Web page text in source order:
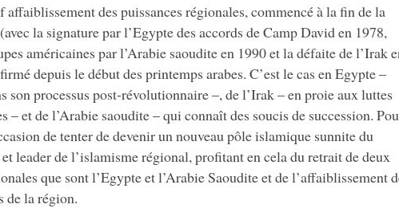
affaiblissement des puissances régionales, commencé à la fin de la
la signature par l’Egypte des accords de Camp David en 1978,
américaines par l’Arabie saoudite en 1990 et la défaite de l’Irak
depuis le début des printemps arabes. C’est le cas en Egypte –
son processus post-révolutionnaire –, de l’Irak – en proie aux luttes
– et de l’Arabie saoudite – qui connaît des soucis de succession.
de tenter de devenir un nouveau pôle islamique sunnite du
leader de l’islamisme régional, profitant en cela du retrait de deux
que sont l’Egypte et l’Arabie Saoudite et de l’affaiblissement
de la région.